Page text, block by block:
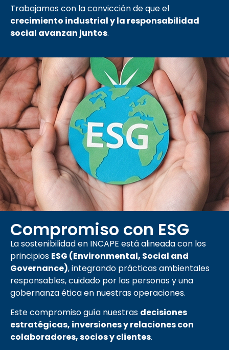
Trabajamos con la convicción de que el
crecimiento industrial y la responsabilidad
social avanzan juntos.
Compromiso con ESG
La sostenibilidad en INCAPE está alineada con los
principios ESG (Environmental, Social and
Governance), integrando prácticas ambientales
responsables, cuidado por las personas y una
gobernanza ética en nuestras operaciones.
Este compromiso guía nuestras decisiones
estratégicas, inversiones y relaciones con
colaboradores, socios y clientes.